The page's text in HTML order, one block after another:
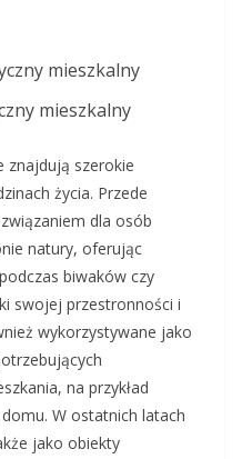
mieszkalny
znajdują szerokie
życia. Przede
dla osób
natury, oferując
biwaków czy
swojej przestronności i
wykorzystywane jako
na przykład
W ostatnich latach
jako obiekty